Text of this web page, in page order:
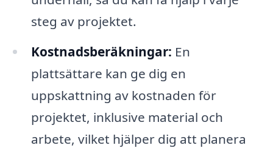
steg av projektet.
Kostnadsberäkningar: En
plattsättare kan ge dig en
uppskattning av kostnaden för
projektet, inklusive material och
arbete, vilket hjälper dig att planera